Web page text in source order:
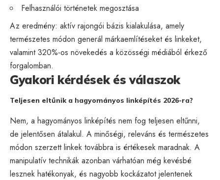
Felhasználói történetek megosztása
Az eredmény: aktív rajongói bázis kialakulása, amely
természetes módon generál márkaemlítéseket és linkeket,
valamint 320%-os növekedés a közösségi médiából érkező
forgalomban.
Gyakori kérdések és válaszok
Teljesen eltűnik a hagyományos linképítés 2026-ra?
Nem, a hagyományos linképítés nem fog teljesen eltűnni,
de jelentősen átalakul. A minőségi, releváns és természetes
módon szerzett linkek továbbra is értékesek maradnak. A
manipulatív technikák azonban várhatóan még kevésbé
lesznek hatékonyak, és nagyobb kockázatot jelentenek